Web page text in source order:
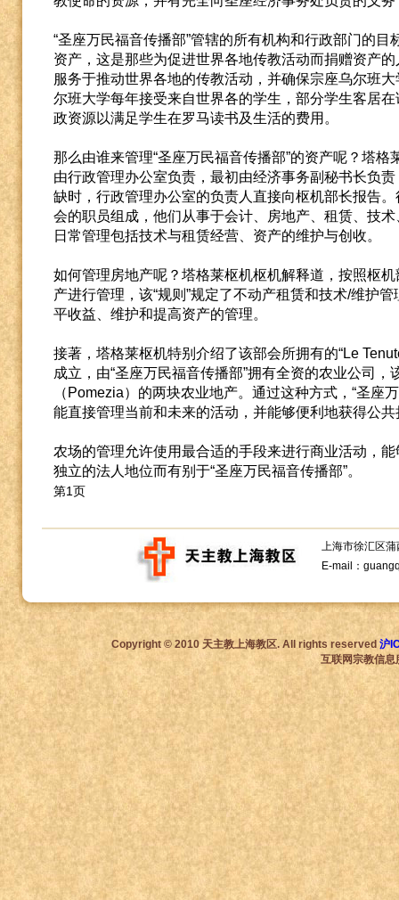
“圣座万民福音传播部”管辖的所有机构和行政部门的
资产，这是那些为促进世界各地传教活动而捐赠资产
服务于推动世界各地的传教活动，并确保宗座乌尔班
尔班大学每年接受来自世界各的学生，部分学生客居
政资源以满足学生在罗马读书及生活的费用。
那么由谁来管理“圣座万民福音传播部”的资产呢？塔
由行政管理办公室负责，最初由经济事务副秘书长负
缺时，行政管理办公室的负责人直接向枢机部长报告
会的职员组成，他们从事于会计、房地产、租赁、技
日常管理包括技术与租赁经营、资产的维护与创收。
如何管理房地产呢？塔格莱枢机枢机解释道，按照枢
产进行管理，该“规则”规定了不动产租赁和技术/维护
平收益、维护和提高资产的管理。
接著，塔格莱枢机特别介绍了该部会所拥有的“Le
成立，由“圣座万民福音传播部”拥有全资的农业公司
（Pomezia）的两块农业地产。通过这种方式，“圣座
能直接管理当前和未来的活动，并能够便利地获得公
农场的管理允许使用最合适的手段来进行商业活动，
独立的法人地位而有别于“圣座万民福音传播部”。
第1页
上海市徐汇区
E-mail：
Copyright © 2010 天主教上海教区. All rights reserved 沪
互联网宗教信息服